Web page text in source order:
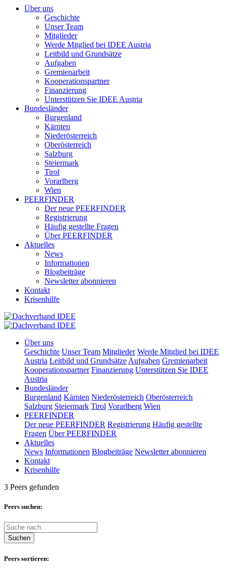
Über uns
Geschichte
Unser Team
Mitglieder
Werde Mitglied bei IDEE Austria
Leitbild und Grundsätze
Aufgaben
Gremienarbeit
Kooperationspartner
Finanzierung
Unterstützen Sie IDEE Austria
Bundesländer
Burgenland
Kärnten
Niederösterreich
Oberösterreich
Salzburg
Steiermark
Tirol
Vorarlberg
Wien
PEERFINDER
Der neue PEERFINDER
Registrierung
Häufig gestellte Fragen
Über PEERFINDER
Aktuelles
News
Informationen
Blogbeiträge
Newsletter abonnieren
Kontakt
Krisenhilfe
Über uns
Geschichte Unser Team Mitglieder Werde Mitglied bei IDEE
Austria Leitbild und Grundsätze Aufgaben Gremienarbeit
Kooperationspartner Finanzierung Unterstützen Sie IDEE
Austria
Bundesländer
Burgenland Kärnten Niederösterreich Oberösterreich
Salzburg Steiermark Tirol Vorarlberg Wien
PEERFINDER
Der neue PEERFINDER Registrierung Häufig gestellte
Fragen Über PEERFINDER
Aktuelles
News Informationen Blogbeiträge Newsletter abonnieren
Kontakt
Krisenhilfe
3 Peers gefunden
Peers suchen:
Suchen
Peers sortieren: